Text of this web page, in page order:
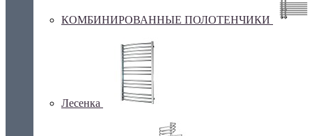
КОМБИНИРОВАННЫЕ ПОЛОТЕНЧИКИ
Лесенка